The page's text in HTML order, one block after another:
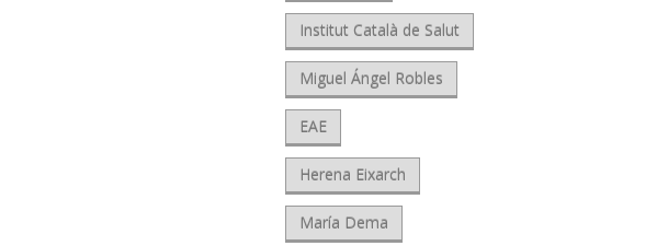
Institut Català de Salut
Miguel Ángel Robles
EAE
Herena Eixarch
María Dema